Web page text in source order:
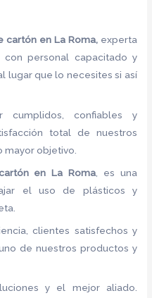
cartón en La Roma, experta
personal capacitado y
lugar que lo necesites si así
cumplidos, confiables y
total de nuestros
objetivo.
en La Roma , es una
el uso de plásticos y
clientes satisfechos y
de nuestros productos y
y el mejor aliado.